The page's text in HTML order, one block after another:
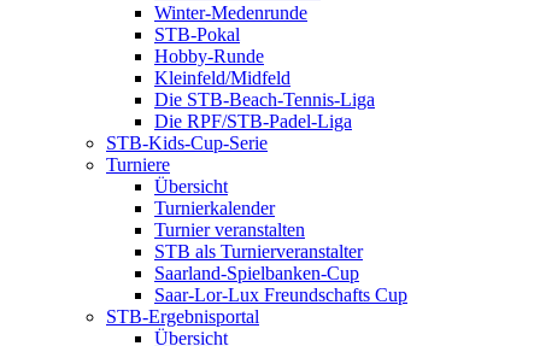
Winter-Medenrunde
STB-Pokal
Hobby-Runde
Kleinfeld/Midfeld
Die STB-Beach-Tennis-Liga
Die RPF/STB-Padel-Liga
STB-Kids-Cup-Serie
Turniere
Übersicht
Turnierkalender
Turnier veranstalten
STB als Turnierveranstalter
Saarland-Spielbanken-Cup
Saar-Lor-Lux Freundschafts Cup
STB-Ergebnisportal
Übersicht